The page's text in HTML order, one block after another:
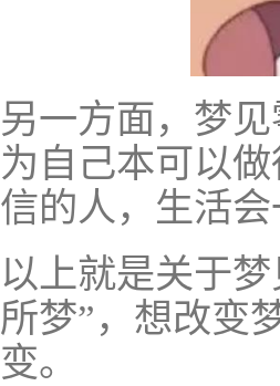
另一方面，梦
为自己本可以
信的人，生活会
以上就是关于
所梦”，想改变
变。